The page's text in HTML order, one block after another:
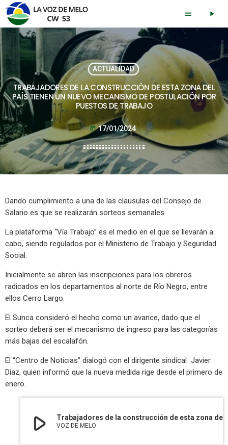
menu play_arrow
ACTUALIDAD
TRABAJADORES DE LA CONSTRUCCIÓN DE ESTA ZONA DEL
PAÍS TIENEN UN NUEVO MECANISMO DE POSTULACIÓN POR
PUESTOS DE TRABAJO
today 17/01/2024
Dando cumplimiento a una de las clausulas del Consejo de
Salario es que se realizarán sorteos semanales.
La plataforma “Vía Trabajo” es el medio en el que se llevarán a
cabo, siendo regulados por el Ministerio de Trabajo y Seguridad
Social.
Inicialmente se abren las inscripciones para los obreros
radicados en los departamentos al norte de Río Negro, entre
ellos Cerro Largo.
El Sunca consideró el hecho como un avance, dado que el
sorteo deberá ser el mecanismo de ingreso para las categorías
más bajas del escalafón.
El “Centro de Noticias” dialogó con el dirigente sindical Javier
Díaz, quien informó que la nueva medida rige desde el primero de
enero.
play_arrow VOZ DE MELO